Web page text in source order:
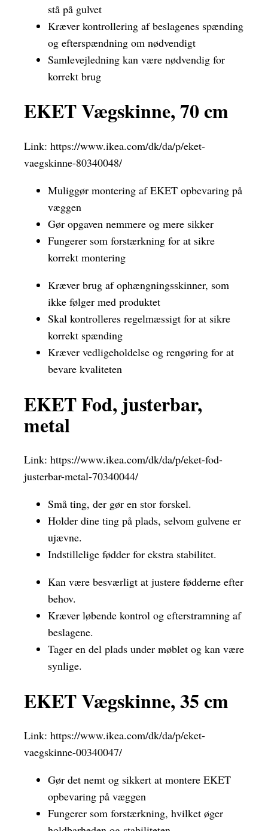
stå på gulvet
Kræver kontrollering af beslagenes spænding
og efterspændning om nødvendigt
Samlevejledning kan være nødvendig for
korrekt brug
EKET Vægskinne, 70 cm
Link: https://www.ikea.com/dk/da/p/eket-
vaegskinne-80340048/
Muliggør montering af EKET opbevaring på
væggen
Gør opgaven nemmere og mere sikker
Fungerer som forstærkning for at sikre
korrekt montering
Kræver brug af ophængningsskinner, som
ikke følger med produktet
Skal kontrolleres regelmæssigt for at sikre
korrekt spænding
Kræver vedligeholdelse og rengøring for at
bevare kvaliteten
EKET Fod, justerbar,
metal
Link: https://www.ikea.com/dk/da/p/eket-fod-
justerbar-metal-70340044/
Små ting, der gør en stor forskel.
Holder dine ting på plads, selvom gulvene er
ujævne.
Indstillelige fødder for ekstra stabilitet.
Kan være besværligt at justere fødderne efter
behov.
Kræver løbende kontrol og efterstramning af
beslagene.
Tager en del plads under møblet og kan være
synlige.
EKET Vægskinne, 35 cm
Link: https://www.ikea.com/dk/da/p/eket-
vaegskinne-00340047/
Gør det nemt og sikkert at montere EKET
opbevaring på væggen
Fungerer som forstærkning, hvilket øger